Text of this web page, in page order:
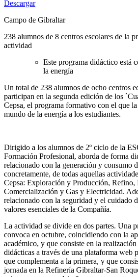
Descargar
Campo de Gibraltar
238 alumnos de 8 centros escolares de la
actividad
Este programa didáctico está
la energía
Un total de 238 alumnos de ocho centros
participan en la segunda edición de los
Cepsa, el programa formativo con el que
mundo de la energía a los estudiantes.
Dirigido a los alumnos de 2º ciclo de la
Formación Profesional, aborda de forma
relacionado con la generación y consumo
concretamente, de todas aquellas
Cepsa: Exploración y Producción, Refino,
Comercialización y Gas y Electricidad.
relacionado con la seguridad y el cuidado
valores esenciales de la Compañía.
La actividad se divide en dos partes. Una
convoca en octubre, coincidiendo con la
académico, y que consiste en la
didácticas a través de una plataforma web
que complementa a la primera, y que
jornada en la Refinería Gibraltar-San